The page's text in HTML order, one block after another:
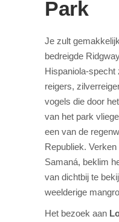
Park
Je zult
bedreigde
Hispaniola-specht
reigers,
vogels die door
van het park
een van de
Republiek.
Samaná, beklim
van dichtbij te
weelderige
Het bezoek aan